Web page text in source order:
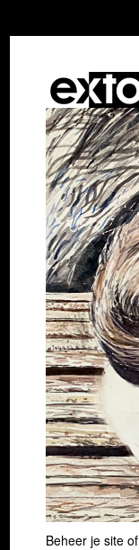
Beheer je site of